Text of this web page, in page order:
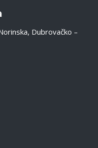
Dubrovačko –